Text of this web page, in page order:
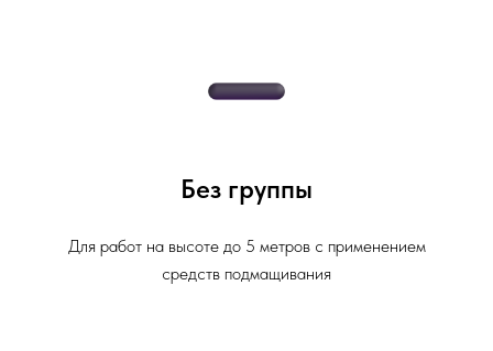
Без группы
Для работ на высоте до 5 метров с применением
средств подмащивания